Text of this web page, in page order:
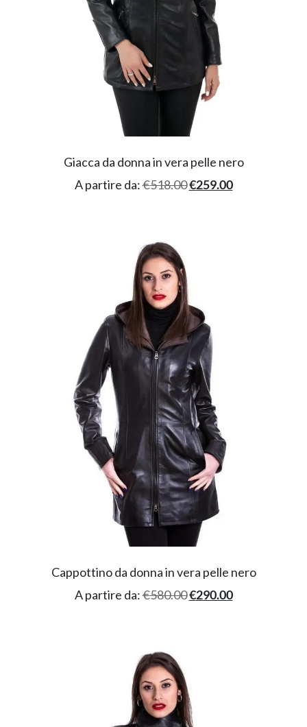
Giacca da donna in vera pelle nero
A partire da:€518.00€259.00
Cappottino da donna in vera pelle nero
A partire da:€580.00€290.00